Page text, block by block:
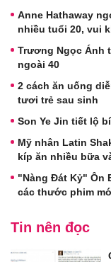
Anne Hathaway
nhiều tuổi 20, vui
Trương Ngọc Ánh
ngoài 40
2 cách ăn uống
tươi trẻ sau sinh
Son Ye Jin tiết lộ
Mỹ nhân Latin
kíp ăn nhiều bữa
"Nàng Đát Kỷ" Ôn
các thước phim
Tin nên đọc